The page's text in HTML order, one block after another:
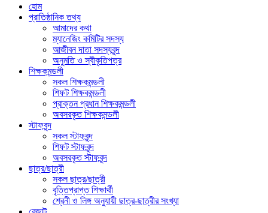
হোম
প্রাতিষ্ঠানিক তথ্য
আমাদের কথা
ম্যানেজিং কমিটির সদস্য
আজীবন দাতা সদস্যবৃন্দ
অনুমতি ও স্বীকৃতিপত্র
শিক্ষকমন্ডলী
সকল শিক্ষকমন্ডলী
শিফট শিক্ষকমন্ডলী
প্রাক্তন প্রধান শিক্ষকমন্ডলী
অবসরকৃত শিক্ষকমন্ডলী
স্টাফবৃন্দ
সকল স্টাফবৃন্দ
শিফট স্টাফবৃন্দ
অবসরকৃত স্টাফবৃন্দ
ছাত্র/ছাত্রী
সকল ছাত্র/ছাত্রী
বৃত্তিপ্রাপ্ত শিক্ষার্থী
শ্রেনী ও লিঙ্গ অনুযায়ী ছাত্র-ছাত্রীর সংখ্যা